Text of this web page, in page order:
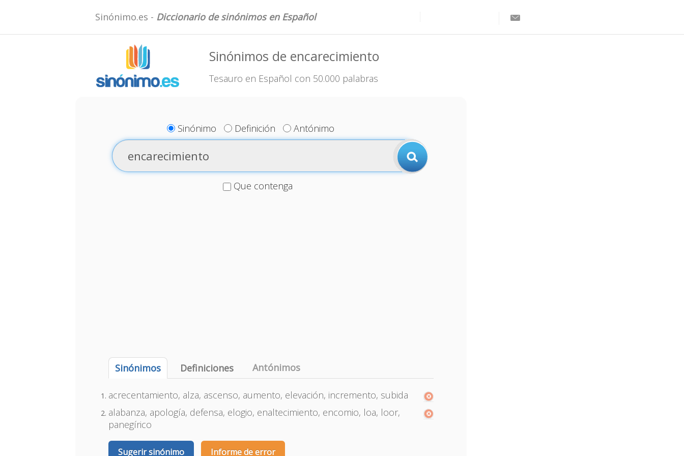
Sinónimo.es - Diccionario de sinónimos en Español
Sinónimos de encarecimiento
Tesauro en Español con 50.000 palabras
Sinónimo Definición Antónimo
Que contenga
Sinónimos Definiciones Antónimos
acrecentamiento, alza, ascenso, aumento, elevación, incremento, subida
alabanza, apología, defensa, elogio, enaltecimiento, encomio, loa, loor,
panegírico
Sugerir sinónimo Informe de error